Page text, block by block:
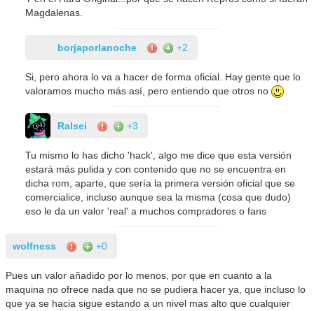
Magdalenas.
borjaporlanoche +2
Si, pero ahora lo va a hacer de forma oficial. Hay gente que lo
valoramos mucho más así, pero entiendo que otros no
Ralsei +3
Tu mismo lo has dicho 'hack', algo me dice que esta versión
estará más pulida y con contenido que no se encuentra en
dicha rom, aparte, que sería la primera versión oficial que se
comercialice, incluso aunque sea la misma (cosa que dudo)
eso le da un valor 'real' a muchos compradores o fans
wolfness +0
Pues un valor añadido por lo menos, por que en cuanto a la
maquina no ofrece nada que no se pudiera hacer ya, que incluso lo
que ya se hacia sigue estando a un nivel mas alto que cualquier